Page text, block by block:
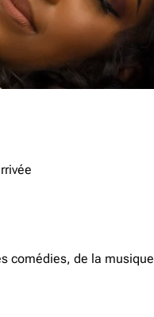
comédies, de la